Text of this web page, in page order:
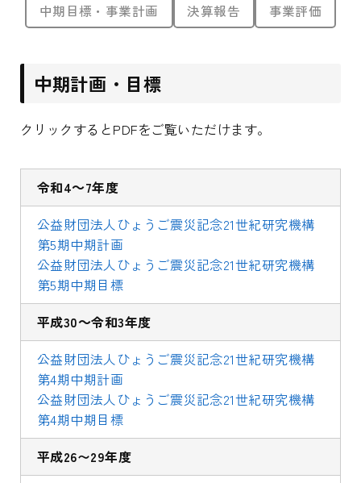
中期目標・事業計画 決算報告 事業評価
中期計画・目標
クリックするとPDFをご覧いただけます。
令和4～7年度
公益財団法人ひょうご震災記念21世紀研究機構
第5期中期計画
公益財団法人ひょうご震災記念21世紀研究機構
第5期中期目標
平成30～令和3年度
公益財団法人ひょうご震災記念21世紀研究機構
第4期中期計画
公益財団法人ひょうご震災記念21世紀研究機構
第4期中期目標
平成26〜29年度